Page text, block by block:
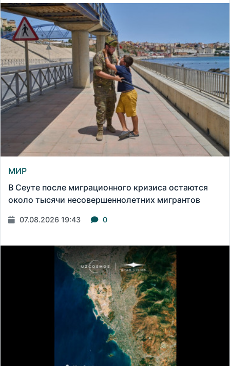
МИР
В Сеуте после миграционного кризиса остаются
около тысячи несовершеннолетних мигрантов
07.08.2026 19:43 0